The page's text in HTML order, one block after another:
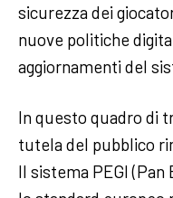
sicurezza dei
nuove politiche
aggiornamenti del
In questo quadro di
tutela del pubblico
Il sistema PEGI